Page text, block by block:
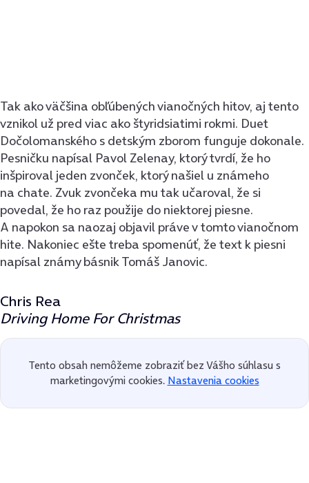
Tak ako väčšina obľúbených vianočných hitov, aj tento
vznikol už pred viac ako štyridsiatimi rokmi. Duet
Dočolomanského s detským zborom funguje dokonale.
Pesničku napísal Pavol Zelenay, ktorý tvrdí, že ho
inšpiroval jeden zvonček, ktorý našiel u známeho
na chate. Zvuk zvončeka mu tak učaroval, že si
povedal, že ho raz použije do niektorej piesne.
A napokon sa naozaj objavil práve v tomto vianočnom
hite. Nakoniec ešte treba spomenúť, že text k piesni
napísal známy básnik Tomáš Janovic.
Chris Rea
Driving Home For Christmas
Tento obsah nemôžeme zobraziť bez Vášho súhlasu s
marketingovými cookies. Nastavenia cookies